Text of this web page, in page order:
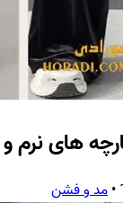
پارچه های
•مد و فشن